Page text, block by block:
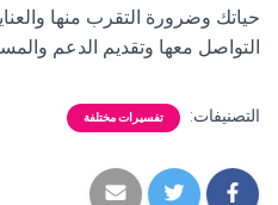
حياتك وضرورة التقرب منها
التواصل معها وتقديم الدعم
التصنيفات: تفسيرات مختلفة